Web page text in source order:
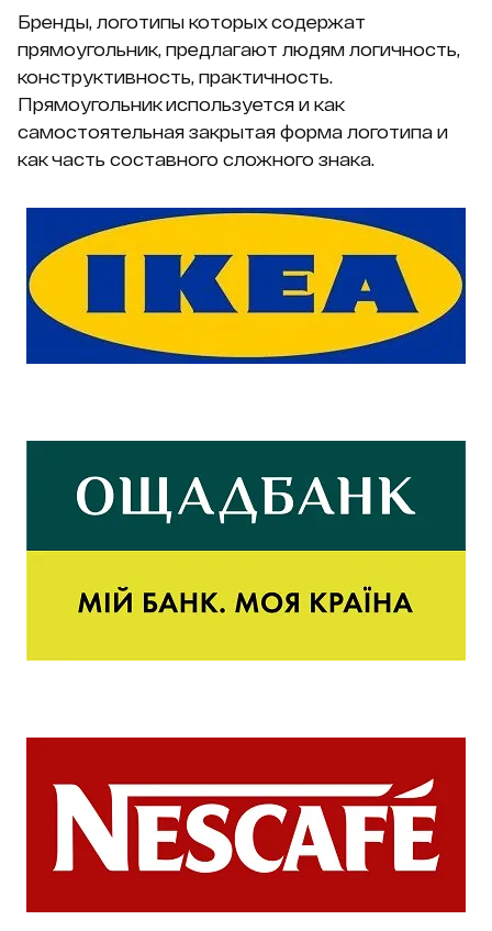
Бренды, логотипы которых содержат
прямоугольник, предлагают людям логичность,
конструктивность, практичность.
Прямоугольник используется и как
самостоятельная закрытая форма логотипа и
как часть составного сложного знака.